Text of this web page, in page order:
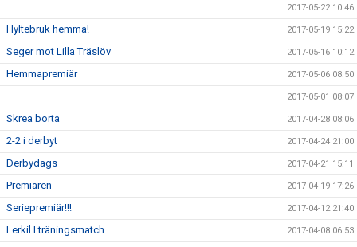
2017-05-22 10:46
Hyltebruk hemma! 2017-05-19 15:22
Seger mot Lilla Träslöv 2017-05-16 10:12
Hemmapremiär 2017-05-06 08:50
2017-05-01 08:07
Skrea borta 2017-04-28 08:06
2-2 i derbyt 2017-04-24 21:00
Derbydags 2017-04-21 15:11
Premiären 2017-04-19 17:26
Seriepremiär!!! 2017-04-12 21:40
Lerkil I träningsmatch 2017-04-08 06:53